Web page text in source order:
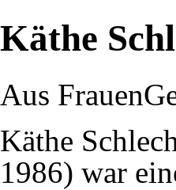
Käthe
Aus
Käthe
1986) war